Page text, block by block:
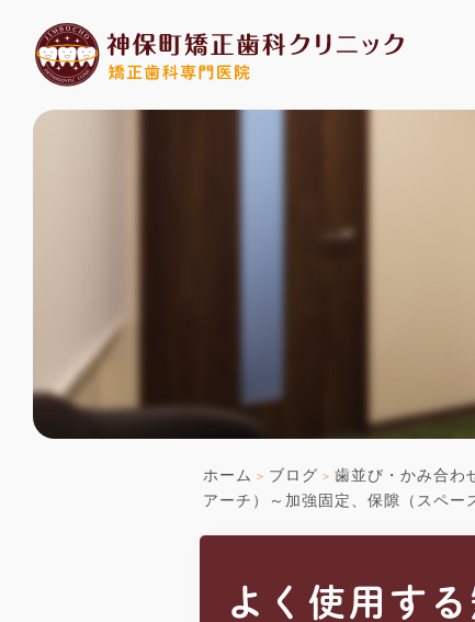
ホーム > ブログ > 歯並び・かみ合わ
アーチ）～加強固定、保隙（スペー
よく使用す